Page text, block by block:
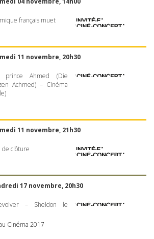
français muet
11 novembre, 20h30
prince Ahmed (Die
Achmed) – Cinéma
11 novembre, 21h30
de clôture
17 novembre, 20h30
– Sheldon le
Cinéma 2017